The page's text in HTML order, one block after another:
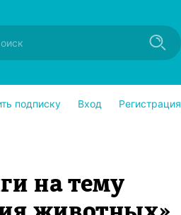
подписку Вход Регистрация
на тему